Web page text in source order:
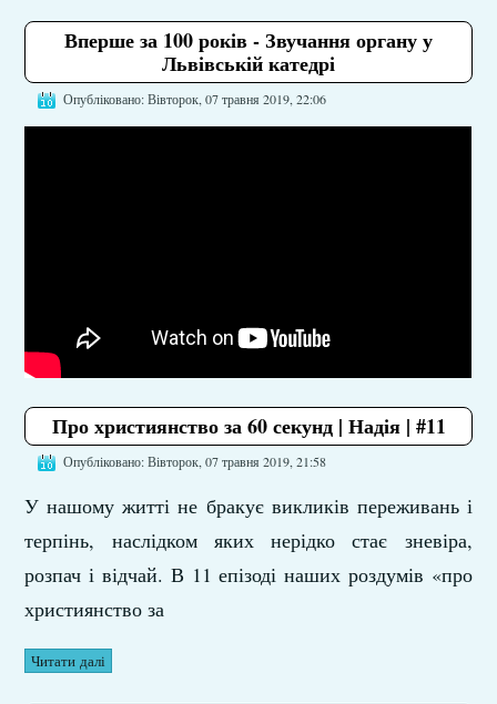
Вперше за 100 років - Звучання органу у
Львівській катедрі
Опубліковано: Вівторок, 07 травня 2019, 22:06
Про християнство за 60 секунд | Надія | #11
Опубліковано: Вівторок, 07 травня 2019, 21:58
У нашому житті не бракує викликів переживань і
терпінь, наслідком яких нерідко стає зневіра,
розпач і відчай. В 11 епізоді наших роздумів «про
християнство за
Читати далі